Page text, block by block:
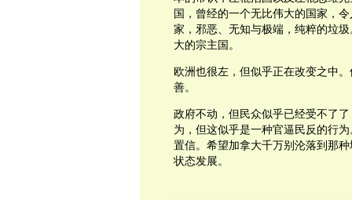
国，曾经的一个无比伟大的国家，
家，邪恶、无知与极端，纯粹的垃
大的宗主国。
欧洲也很左，但似乎正在改变之中
善。
政府不动，但民众似乎已经受不了
为，但这似乎是一种官逼民反的行
置信。希望加拿大千万别沦落到那
状态发展。